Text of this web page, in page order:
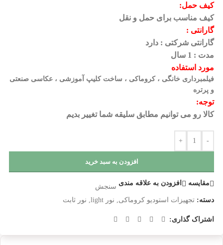
کیف حمل:
کیف مناسب برای حمل و نقل
گارانتی :
گارانتی شرکتی : دارد
مدت : 1 سال
مورد استفاده
فیلمبرداری خانگی ، کروماکی ، ساخت کلیپ آموزشی ، عکاسی صنعتی
و پرتره
توجه:
کالا رو می توانیم مطابق سلیقه شما تغییر بدیم
-
+
افزودن به سبد خرید
مقايسه افزودن به علاقه مندی سنجش
دسته: تجهیزات استودیو کروماکی نور light نور ثابت
اشتراک گذاری: